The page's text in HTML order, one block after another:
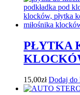
PŁYTKA
15,00zł Dodaj do